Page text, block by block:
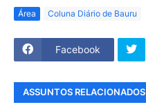
Área Coluna Diário de Bauru
Facebook
ASSUNTOS RELACIONADOS